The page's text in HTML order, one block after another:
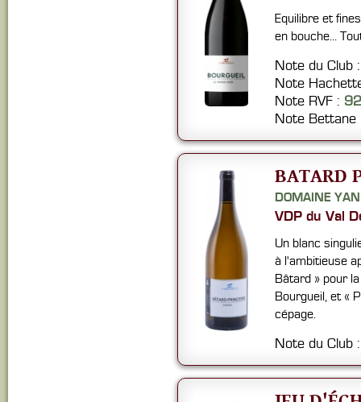
Equilibre et
en bouche...
Note du Club
Note
Note RVF :
Note
BATARD
DOMAINE
VDP du Val
Un blanc
à l'ambitieuse
Bâtard » pour
Bourgueil, et «
cépage.
Note du Club